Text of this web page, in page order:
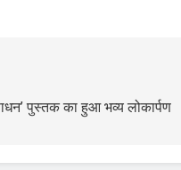
पुस्तक का हुआ भव्य लोकार्पण